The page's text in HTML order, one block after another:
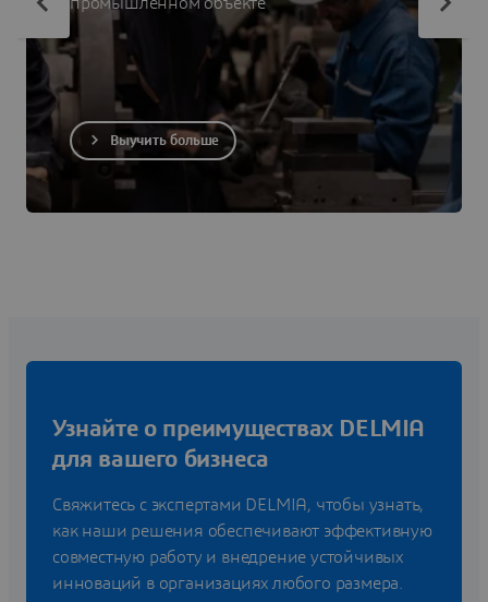
промышленном объекте
Выучить больше
Узнайте о преимуществах DELMIA
для вашего бизнеса
Свяжитесь с экспертами DELMIA, чтобы узнать,
как наши решения обеспечивают эффективную
совместную работу и внедрение устойчивых
инноваций в организациях любого размера.